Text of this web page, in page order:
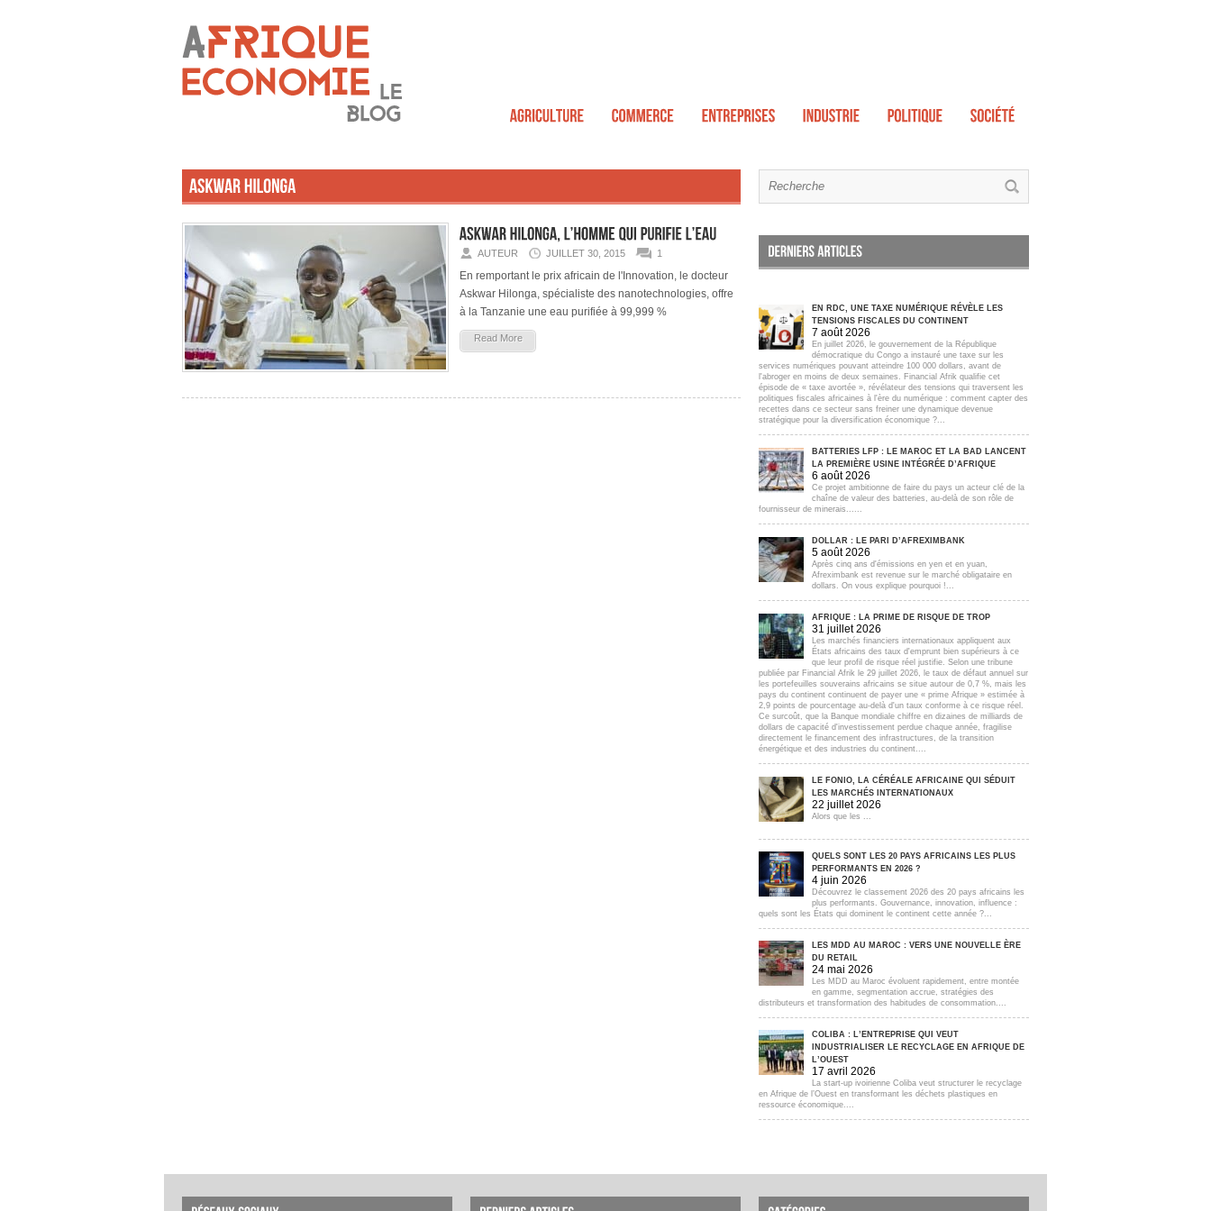
AUTEUR JUILLET 30, 2015 1
En remportant le prix africain de l'Innovation, le docteur
Askwar Hilonga, spécialiste des nanotechnologies, offre
à la Tanzanie une eau purifiée à 99,999 %
Read More
EN RDC, UNE TAXE NUMÉRIQUE RÉVÈLE LES
TENSIONS FISCALES DU CONTINENT
7 août 2026
En juillet 2026, le gouvernement de la République
démocratique du Congo a instauré une taxe sur les
services numériques pouvant atteindre 100 000 dollars, avant de
l'abroger en moins de deux semaines. Financial Afrik qualifie cet
épisode de « taxe avortée », révélateur des tensions qui traversent les
politiques fiscales africaines à l'ère du numérique : comment capter des
recettes dans ce secteur sans freiner une dynamique devenue
stratégique pour la diversification économique ?...
BATTERIES LFP : LE MAROC ET LA BAD LANCENT
LA PREMIÈRE USINE INTÉGRÉE D’AFRIQUE
6 août 2026
Ce projet ambitionne de faire du pays un acteur clé de la
chaîne de valeur des batteries, au-delà de son rôle de
fournisseur de minerais......
DOLLAR : LE PARI D’AFREXIMBANK
5 août 2026
Après cinq ans d'émissions en yen et en yuan,
Afreximbank est revenue sur le marché obligataire en
dollars. On vous explique pourquoi !...
AFRIQUE : LA PRIME DE RISQUE DE TROP
31 juillet 2026
Les marchés financiers internationaux appliquent aux
États africains des taux d'emprunt bien supérieurs à ce
que leur profil de risque réel justifie. Selon une tribune
publiée par Financial Afrik le 29 juillet 2026, le taux de défaut annuel sur
les portefeuilles souverains africains se situe autour de 0,7 %, mais les
pays du continent continuent de payer une « prime Afrique » estimée à
2,9 points de pourcentage au-delà d'un taux conforme à ce risque réel.
Ce surcoût, que la Banque mondiale chiffre en dizaines de milliards de
dollars de capacité d'investissement perdue chaque année, fragilise
directement le financement des infrastructures, de la transition
énergétique et des industries du continent....
LE FONIO, LA CÉRÉALE AFRICAINE QUI SÉDUIT
LES MARCHÉS INTERNATIONAUX
22 juillet 2026
Alors que les ...
QUELS SONT LES 20 PAYS AFRICAINS LES PLUS
PERFORMANTS EN 2026 ?
4 juin 2026
Découvrez le classement 2026 des 20 pays africains les
plus performants. Gouvernance, innovation, influence :
quels sont les États qui dominent le continent cette année ?...
LES MDD AU MAROC : VERS UNE NOUVELLE ÈRE
DU RETAIL
24 mai 2026
Les MDD au Maroc évoluent rapidement, entre montée
en gamme, segmentation accrue, stratégies des
distributeurs et transformation des habitudes de consommation....
COLIBA : L’ENTREPRISE QUI VEUT
INDUSTRIALISER LE RECYCLAGE EN AFRIQUE DE
L’OUEST
17 avril 2026
La start-up ivoirienne Coliba veut structurer le recyclage
en Afrique de l’Ouest en transformant les déchets plastiques en
ressource économique....